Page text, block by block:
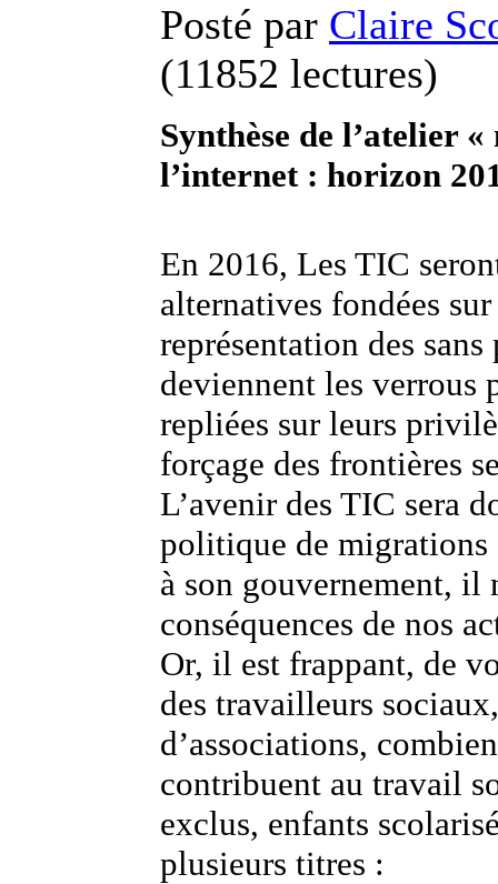
Posté par Claire
(11852 lectures)
Synthèse de l’atelier
l’internet : horizon
En 2016, Les TIC
alternatives fondées
représentation des
deviennent les verrous
repliées sur leurs
forçage des frontières
L’avenir des TIC sera
politique de migrations
à son gouvernement, il
conséquences de nos
Or, il est frappant, de
des travailleurs
d’associations,
contribuent au travail
exclus, enfants
plusieurs titres :